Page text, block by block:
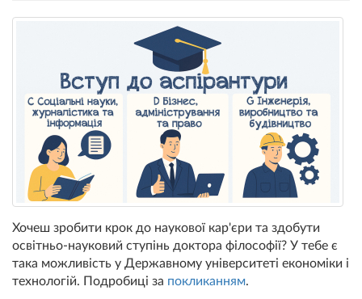
Хочеш зробити крок до наукової кар'єри та здобути
освітньо-науковий ступінь доктора філософії? У тебе є
така можливість у Державному університеті економіки і
технологій. Подробиці за покликанням.